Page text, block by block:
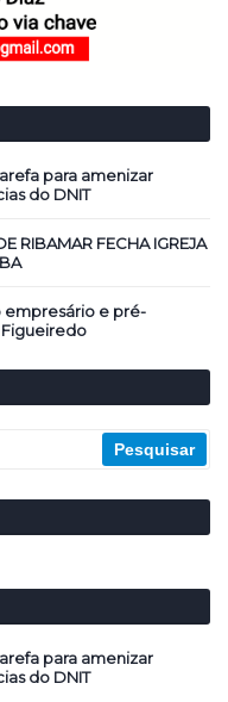
para amenizar
do DNIT
RIBAMAR FECHA IGREJA
empresário e pré-
para amenizar
do DNIT